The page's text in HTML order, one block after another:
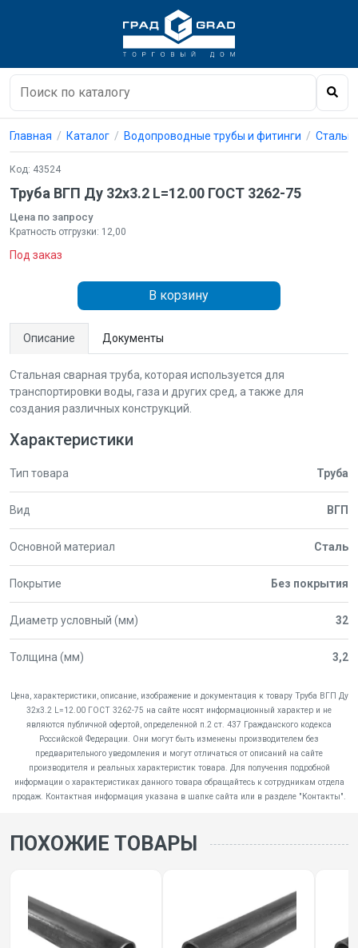
Главная Каталог Водопроводные трубы и фитинги
Код: 43524
Труба ВГП Ду 32х3.2 L=12.00 ГОСТ 3262-75
Цена по запросу
Кратность отгрузки: 12,00
Под заказ
В корзину
Описание Документы
Стальная сварная труба, которая используется для
транспортировки воды, газа и других сред, а также для
создания различных конструкций.
Характеристики
Тип товара Труба
Вид ВГП
Основной материал Сталь
Покрытие Без покрытия
Диаметр условный (мм) 32
Толщина (мм) 3,2
Цена, характеристики, описание, изображение и документация к товару Труба ВГП Ду
32х3.2 L=12.00 ГОСТ 3262-75 на сайте носят информационный характер и не
являются публичной офертой, определенной п.2 ст. 437 Гражданского кодекса
Российской Федерации. Они могут быть изменены производителем без
предварительного уведомления и могут отличаться от описаний на сайте
производителя и реальных характеристик товара. Для получения подробной
информации о характеристиках данного товара обращайтесь к сотрудникам отдела
продаж. Контактная информация указана в шапке сайта или в разделе "Контакты".
ПОХОЖИЕ ТОВАРЫ